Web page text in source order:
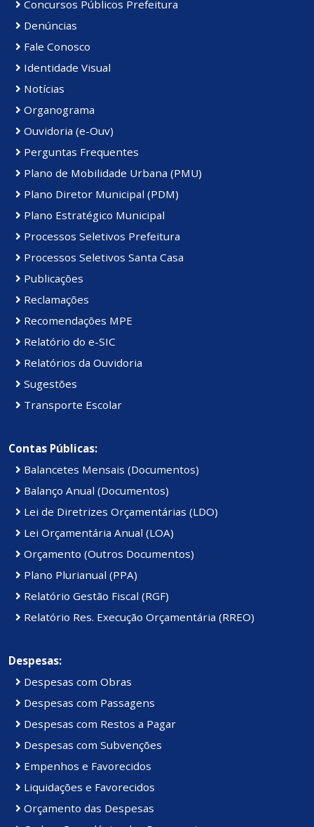
Concursos Públicos Prefeitura
Denúncias
Fale Conosco
Identidade Visual
Notícias
Organograma
Ouvidoria (e-Ouv)
Perguntas Frequentes
Plano de Mobilidade Urbana (PMU)
Plano Diretor Municipal (PDM)
Plano Estratégico Municipal
Processos Seletivos Prefeitura
Processos Seletivos Santa Casa
Publicações
Reclamações
Recomendações MPE
Relatório do e-SIC
Relatórios da Ouvidoria
Sugestões
Transporte Escolar
Contas Públicas:
Balancetes Mensais (Documentos)
Balanço Anual (Documentos)
Lei de Diretrizes Orçamentárias (LDO)
Lei Orçamentária Anual (LOA)
Orçamento (Outros Documentos)
Plano Plurianual (PPA)
Relatório Gestão Fiscal (RGF)
Relatório Res. Execução Orçamentária (RREO)
Despesas:
Despesas com Obras
Despesas com Passagens
Despesas com Restos a Pagar
Despesas com Subvenções
Empenhos e Favorecidos
Liquidações e Favorecidos
Orçamento das Despesas